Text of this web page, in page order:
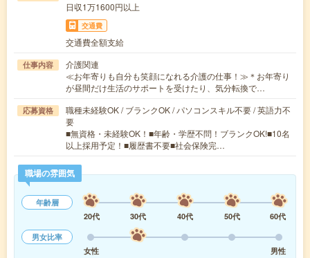
日収1万1600円以上
交通費
交通費全額支給
仕事内容
介護関連
≪お年寄りも自分も笑顔になれる介護の仕事！≫＊お年寄り
が昼間だけ生活のサポートを受けたり、気分転換で…
応募資格
職種未経験OK / ブランクOK / パソコンスキル不要 / 英語力不
要
■無資格・未経験OK！■年齢・学歴不問！ブランクOK!■10名
以上採用予定！■履歴書不要■社会保険完…
職場の雰囲気
年齢層
20代
30代 40代 50代
60代
男女比率
女性
男性